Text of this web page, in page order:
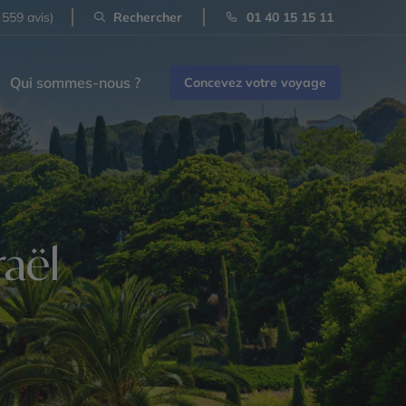
avis) Rechercher 01 40 15 15 11
Qui sommes-nous ? Concevez votre voyage